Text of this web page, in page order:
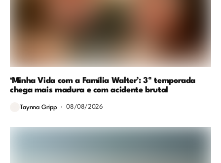
‘Minha Vida com a Família Walter’: 3ª temporada
chega mais madura e com acidente brutal
Taynna Gripp 08/08/2026